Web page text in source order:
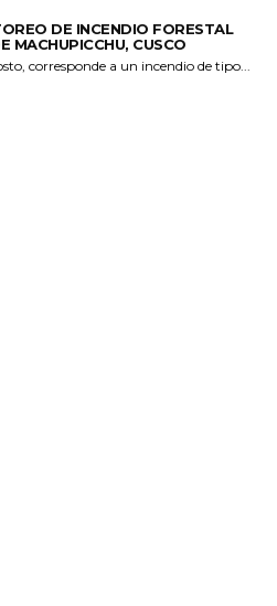
DE INCENDIO FORESTAL
MACHUPICCHU, CUSCO
corresponde a un incendio de tipo...